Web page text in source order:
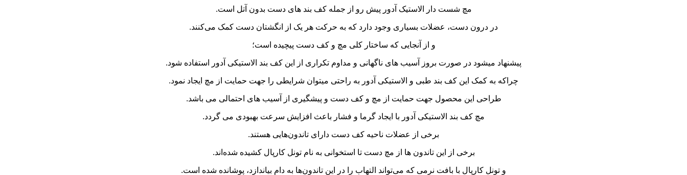
مچ شست دار الاستیک آدور پیش رو از جمله کف بند های دست بدون آتل است.
در درون دست، عضلات بسیاری وجود دارد که به حرکت هر یک از انگشتان دست کمک می‌کنند.
و از آنجایی که ساختار کلی مچ و کف دست پیچیده است؛
پیشنهاد میشود در صورت بروز آسیب های ناگهانی و مداوم تکراری از این کف بند الاستیکی آدور استفاده شود.
چراکه به کمک این کف بند طبی و الاستیکی آدور به راحتی میتوان شرایطی را جهت حمایت از مچ ایجاد نمود.
طراحی این محصول جهت حمایت از مچ و کف دست و پیشگیری از آسیب های احتمالی می باشد.
مچ کف بند الاستیکی آدور با ایجاد گرما و فشار باعث افزایش سرعت بهبودی می گردد.
برخی از عضلات ناحیه کف دست دارای تاندون‌هایی هستند.
برخی از این تاندون ها از مچ دست تا استخوانی به نام تونل کارپال کشیده شده‌اند.
و تونل کارپال با بافت نرمی که می‌تواند التهاب را در این تاندون‌ها به دام بیاندازد، پوشانده شده است.